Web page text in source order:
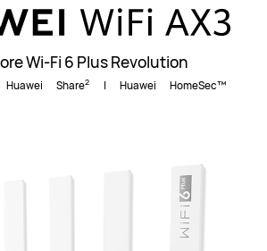
Wi-Fi 6 Plus Revolution
Share2 | Huawei HomeSec™